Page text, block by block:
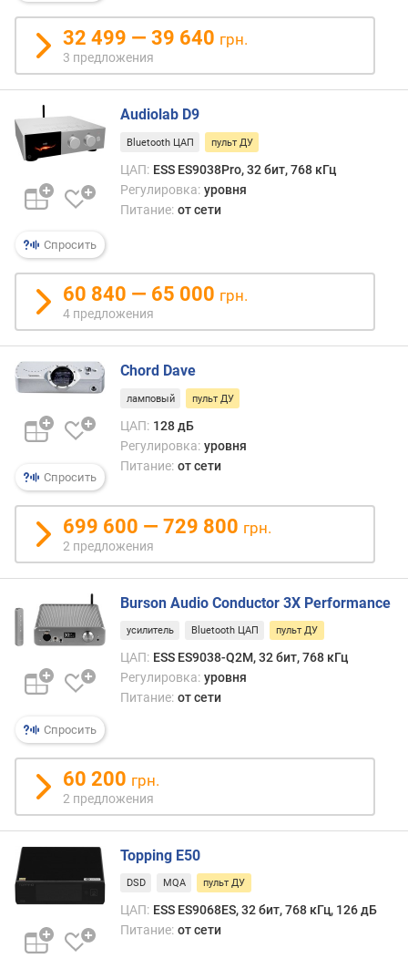
о
(
т
)
м
и
н
.
а
с
т
о
т
а
м
а
с
.
а
с
т
о
т
а
B
l
e
t
o
о
д
е
р
ж
к
32 499 — 39 640 грн.
3 предложения
Спросить
Audiolab D9
Bluetooth ЦАП пульт ДУ
ЦАП: ESS ES9038Pro, 32 бит, 768 кГц
Регулировка: уровня
Питание: от сети
60 840 — 65 000 грн.
4 предложения
Спросить
Chord Dave
ламповый пульт ДУ
ЦАП: 128 дБ
Регулировка: уровня
Питание: от сети
699 600 — 729 800 грн.
2 предложения
Спросить
Burson Audio Conductor 3X Performance
усилитель Bluetooth ЦАП пульт ДУ
ЦАП: ESS ES9038-Q2M, 32 бит, 768 кГц
Регулировка: уровня
Питание: от сети
60 200 грн.
2 предложения
Topping E50
DSD MQA пульт ДУ
ЦАП: ESS ES9068ES, 32 бит, 768 кГц, 126 дБ
Питание: от сети